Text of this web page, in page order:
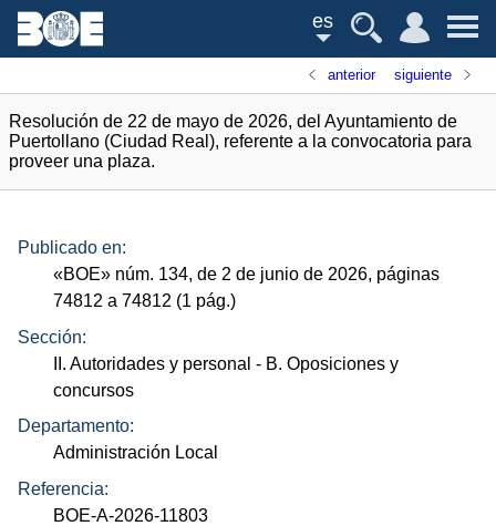
es
anterior siguiente
Resolución de 22 de mayo de 2026, del Ayuntamiento de
Puertollano (Ciudad Real), referente a la convocatoria para
proveer una plaza.
Publicado en:
«BOE» núm. 134, de 2 de junio de 2026, páginas
74812 a 74812 (1 pág.)
Sección:
II. Autoridades y personal - B. Oposiciones y
concursos
Departamento:
Administración Local
Referencia:
BOE-A-2026-11803